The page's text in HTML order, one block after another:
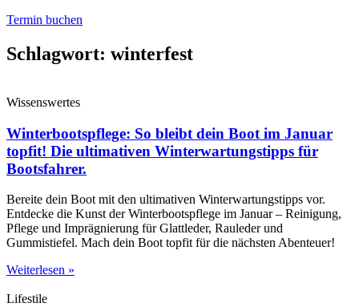
Termin buchen
Schlagwort: winterfest
Wissenswertes
Winterbootspflege: So bleibt dein Boot im Januar
topfit! Die ultimativen Winterwartungstipps für
Bootsfahrer.
Bereite dein Boot mit den ultimativen Winterwartungstipps vor.
Entdecke die Kunst der Winterbootspflege im Januar – Reinigung,
Pflege und Imprägnierung für Glattleder, Rauleder und
Gummistiefel. Mach dein Boot topfit für die nächsten Abenteuer!
Weiterlesen »
Lifestile